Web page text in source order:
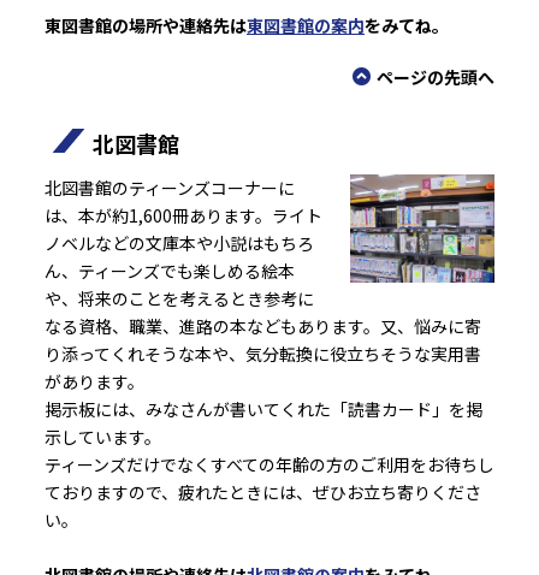
東図書館の場所や連絡先は東図書館の案内をみてね。
ページの先頭へ
北図書館
北図書館のティーンズコーナーに
は、本が約1,600冊あります。ライト
ノベルなどの文庫本や小説はもちろ
ん、ティーンズでも楽しめる絵本
や、将来のことを考えるとき参考に
なる資格、職業、進路の本などもあります。又、悩みに寄
り添ってくれそうな本や、気分転換に役立ちそうな実用書
があります。
掲示板には、みなさんが書いてくれた「読書カード」を掲
示しています。
ティーンズだけでなくすべての年齢の方のご利用をお待ちし
ておりますので、疲れたときには、ぜひお立ち寄りくださ
い。